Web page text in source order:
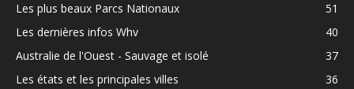
Les plus beaux Parcs Nationaux
51
Les dernières infos Whv
40
Australie de l'Ouest - Sauvage et isolé
37
Les états et les principales villes
36